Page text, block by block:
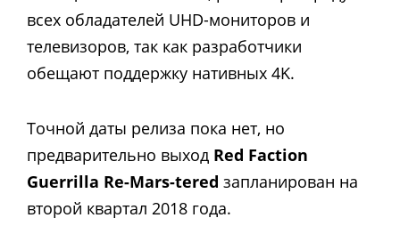
всех обладателей UHD-мониторов и
телевизоров, так как разработчики
обещают поддержку нативных 4K.
Точной даты релиза пока нет, но
предварительно выход Red Faction
Guerrilla Re-Mars-tered запланирован на
второй квартал 2018 года.